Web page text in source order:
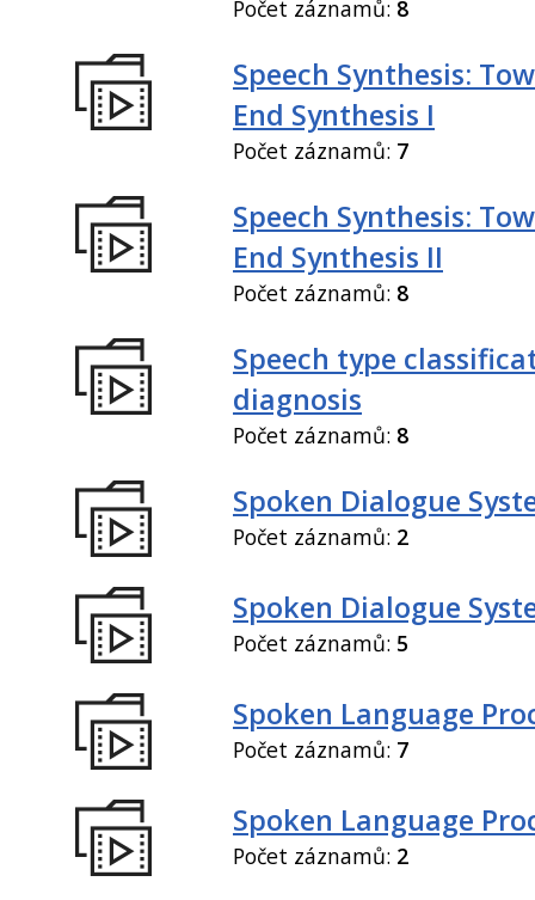
Počet záznamů: 8
Speech Synthesis:
End Synthesis I
Počet záznamů: 7
Speech Synthesis:
End Synthesis II
Počet záznamů: 8
Speech type
diagnosis
Počet záznamů: 8
Spoken Dialogue
Počet záznamů: 2
Spoken Dialogue
Počet záznamů: 5
Spoken Language
Počet záznamů: 7
Spoken Language
Počet záznamů: 2